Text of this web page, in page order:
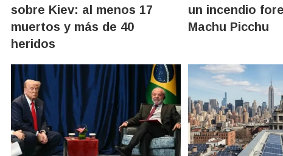
sobre Kiev: al menos 17
muertos y más de 40
heridos
un incendio
Machu Picchu